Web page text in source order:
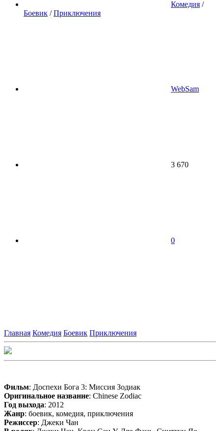
Комедия /
Боевик /Приключения
WebSam
3 670
0
Главная Комедия Боевик Приключения
Фильм: Доспехи Бога 3: Миссия Зодиак
Оригинальное название: Chinese Zodiac
Год выхода: 2012
Жанр: боевик, комедия, приключения
Режиссер: Джеки Чан